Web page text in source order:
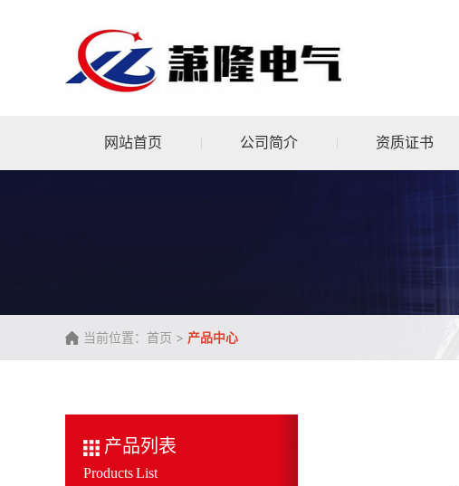
网站首页 公司简介 资质证书
当前位置： 首页 > 产品中心
产品列表
Products List